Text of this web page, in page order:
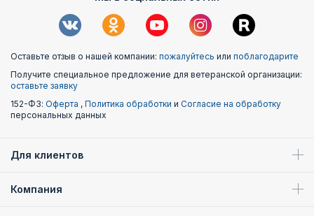
Оставьте отзыв о нашей компании: пожалуйтесь или поблагодарите
Получите специальное предложение для ветеранской организации:
оставьте заявку
152-ФЗ: Оферта , Политика обработки и Согласие на обработку
персональных данных
Для клиентов
Компания